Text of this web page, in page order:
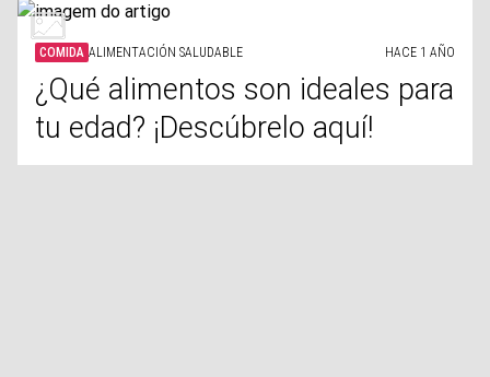
COMIDA ALIMENTACIÓN SALUDABLE HACE 1 AÑO
¿Qué alimentos son ideales para
tu edad? ¡Descúbrelo aquí!